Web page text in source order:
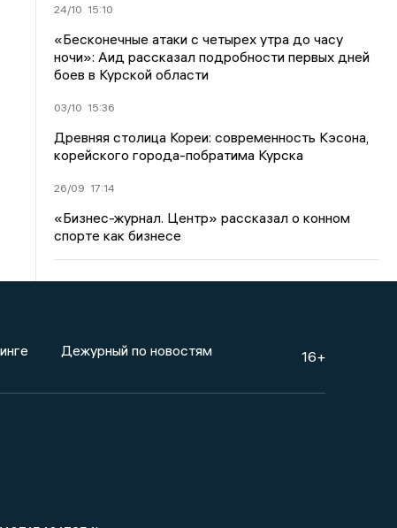
24/10 15:10
«Бесконечные атаки с четырех утра до часу
ночи»: Аид рассказал подробности первых дней
боев в Курской области
03/10 15:36
Древняя столица Кореи: современность Кэсона,
корейского города-побратима Курска
26/09 17:14
«Бизнес-журнал. Центр» рассказал о конном
спорте как бизнесе
Дежурный по новостям 16+